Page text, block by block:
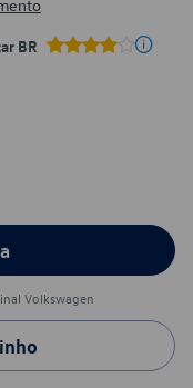
BR
Volkswagen